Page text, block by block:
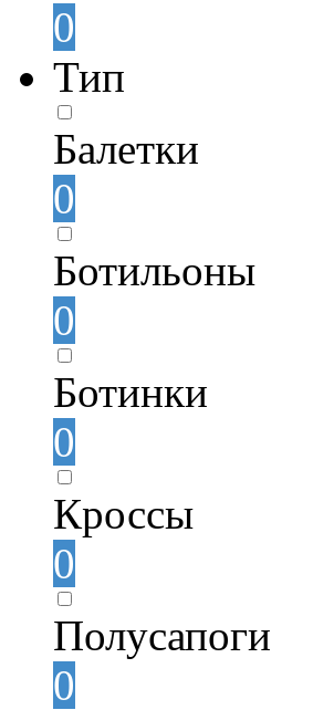
0
Тип
Балетки
0
Ботильоны
0
Ботинки
0
Кроссы
0
Полусапоги
0